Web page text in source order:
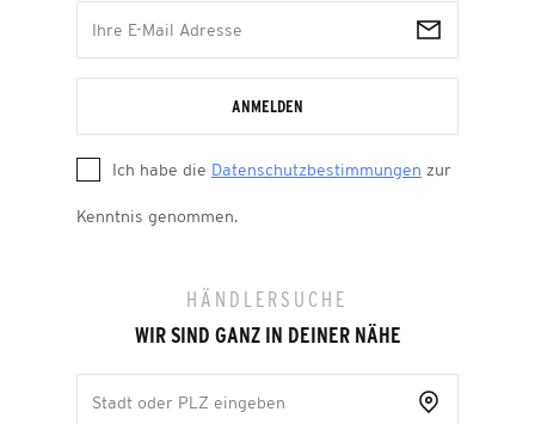
ANMELDEN
Ich habe die Datenschutzbestimmungen zur
Kenntnis genommen.
HÄNDLERSUCHE
WIR SIND GANZ IN DEINER NÄHE